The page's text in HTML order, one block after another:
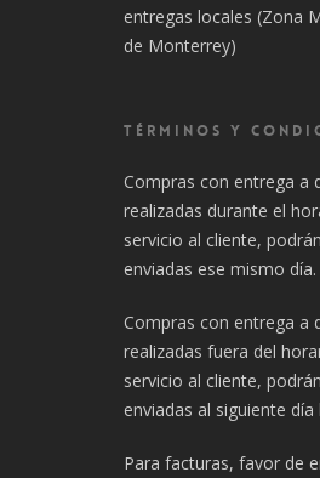
entregas locales (Zona
de Monterrey)
TÉRMINOS Y
Compras con entrega a
realizadas durante el
servicio al cliente,
enviadas ese mismo día.
Compras con entrega a
realizadas fuera del
servicio al cliente,
enviadas al siguiente día
Para facturas, favor de